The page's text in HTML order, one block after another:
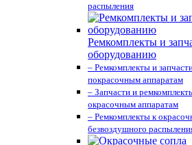
распыления
Ремкомплекты и
оборудованию
– Ремкомплекты и
покрасочным аппаратам
– Запчасти и
окрасочным аппаратам
– Ремкомплекты к
безвоздушного